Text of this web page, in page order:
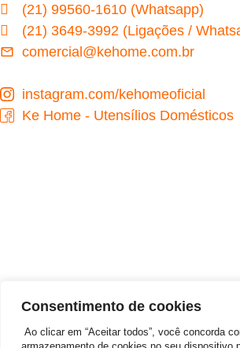
Consentimento de cookies
Ao clicar em “Aceitar todos”, você concorda
(21) 99560-1610 (Whatsapp)
(21) 3649-3992 (Ligações /
comercial@kehome.com.br
instagram.com/kehomeoficial
Ke Home - Utensílios Domésticos
Desenvolvido por